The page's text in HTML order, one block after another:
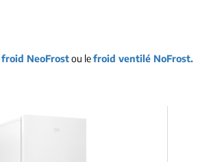
froid NeoFrostou lefroid ventilé NoFrost.